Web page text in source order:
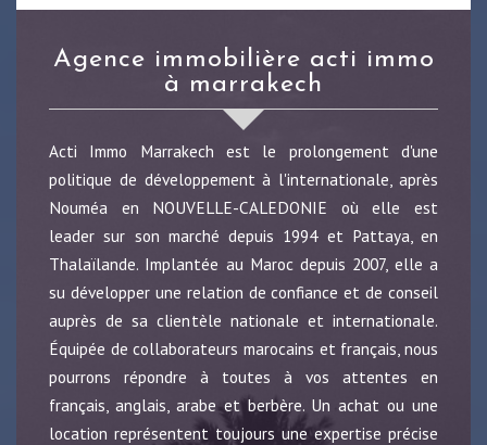
agence immobilière acti immo
à marrakech
Acti Immo Marrakech est le prolongement d'une
politique de développement à l'internationale, après
Nouméa en NOUVELLE-CALEDONIE où elle est
leader sur son marché depuis 1994 et Pattaya, en
Thalaïlande. Implantée au Maroc depuis 2007, elle a
su développer une relation de confiance et de conseil
auprès de sa clientèle nationale et internationale.
Équipée de collaborateurs marocains et français, nous
pourrons répondre à toutes à vos attentes en
français, anglais, arabe et berbère. Un achat ou une
location représentent toujours une expertise précise